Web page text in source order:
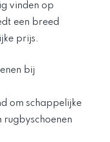
vinden op
een breed
prijs.
bij
om schappelijke
rugbyschoenen